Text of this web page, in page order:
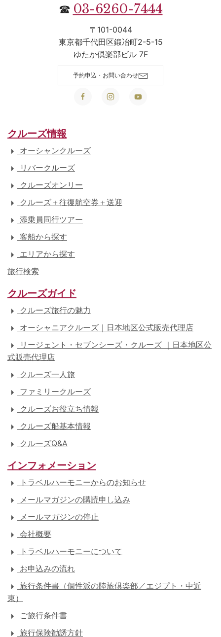
☎ 03-6260-7444
〒101-0044
東京都千代田区鍛冶町2-5-15
ゆたか倶楽部ビル 7F
予約申込・お問い合わせ
クルーズ情報
オーシャンクルーズ
リバークルーズ
クルーズオンリー
クルーズ＋往復航空券＋送迎
添乗員同行ツアー
客船から探す
エリアから探す
旅行検索
クルーズガイド
クルーズ旅行の魅力
オーシャニアクルーズ｜日本地区公式販売代理店
リージェント・セブンシーズ・クルーズ ｜日本地区公
式販売代理店
クルーズ一人旅
ファミリークルーズ
クルーズお役立ち情報
クルーズ船基本情報
クルーズQ&A
インフォメーション
トラベルハーモニーからのお知らせ
メールマガジンの購読申し込み
メールマガジンの停止
会社概要
トラベルハーモニーについて
お申込みの流れ
旅行条件書（個性派の陸旅倶楽部／エジプト・中近
東）
ご旅行条件書
旅行保険勧誘方針